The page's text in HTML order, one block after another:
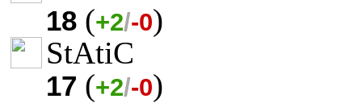
18 (+2/-0)
StAtiC
17 (+2/-0)